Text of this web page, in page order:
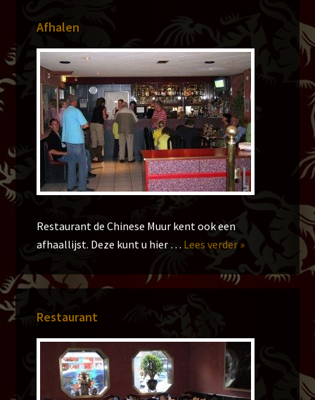
Sidebar
Afhalen
Restaurant de Chinese Muur kent ook een
afhaallijst. Deze kunt u hier … Lees verder »
Restaurant